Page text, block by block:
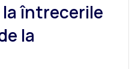
întrecerile
la